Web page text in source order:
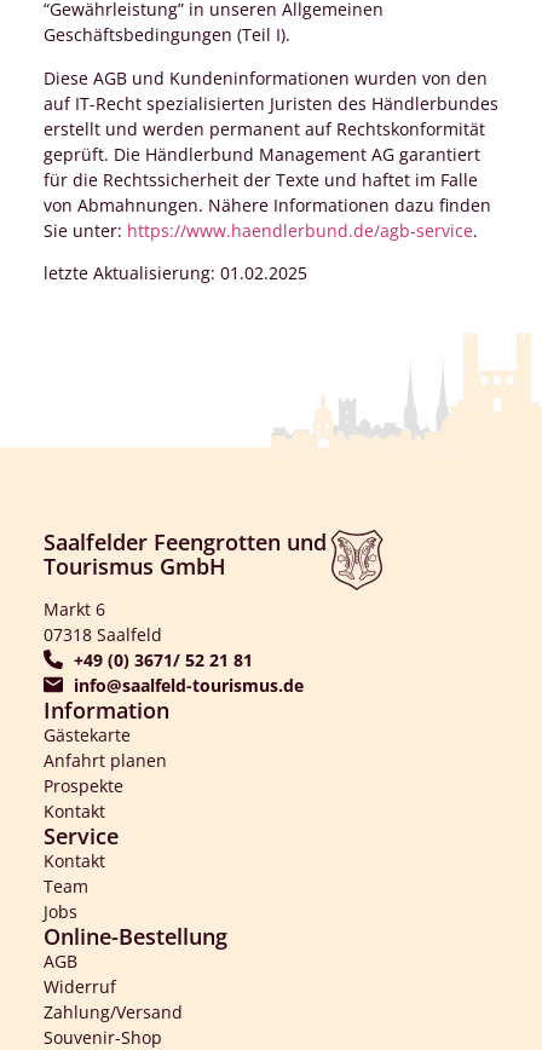
“Gewährleistung” in unseren Allgemeinen
Geschäftsbedingungen (Teil I).
Diese AGB und Kundeninformationen wurden von den
auf IT-Recht spezialisierten Juristen des Händlerbundes
erstellt und werden permanent auf Rechtskonformität
geprüft. Die Händlerbund Management AG garantiert
für die Rechtssicherheit der Texte und haftet im Falle
von Abmahnungen. Nähere Informationen dazu finden
Sie unter: https://www.haendlerbund.de/agb-service.
letzte Aktualisierung: 01.02.2025
Saalfelder Feengrotten und
Tourismus GmbH
Markt 6
07318 Saalfeld
+49 (0) 3671/ 52 21 81
info@saalfeld-tourismus.de
Information
Gästekarte
Anfahrt planen
Prospekte
Kontakt
Service
Kontakt
Team
Jobs
Online-Bestellung
AGB
Widerruf
Zahlung/Versand
Souvenir-Shop